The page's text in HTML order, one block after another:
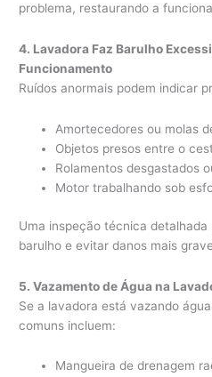
problema, restaurando a
4. Lavadora Faz Barulho
Funcionamento
Ruídos anormais podem indicar
Amortecedores ou molas
Objetos presos entre o
Rolamentos desgastados
Motor trabalhando sob
Uma inspeção técnica
barulho e evitar danos mais
5. Vazamento de Água na
Se a lavadora está vazando
comuns incluem:
Mangueira de drenagem